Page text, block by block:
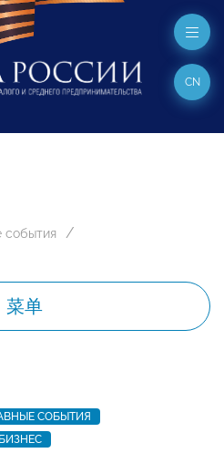
CN
события
菜单
СОБЫТИЯ